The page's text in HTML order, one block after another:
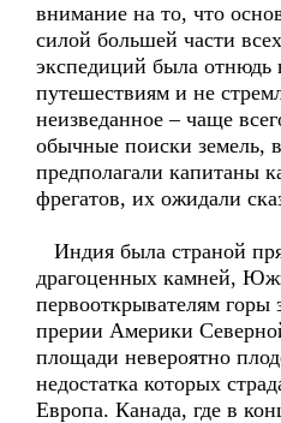
внимание на то, что
силой большей части
экспедиций была отнюдь
путешествиям и не
неизведанное – чаще
обычные поиски земель,
предполагали капитаны
фрегатов, их ожидали
Индия была страной
драгоценных камней,
первооткрывателям горы
прерии Америки
площади невероятно
недостатка которых
Европа. Канада, где в